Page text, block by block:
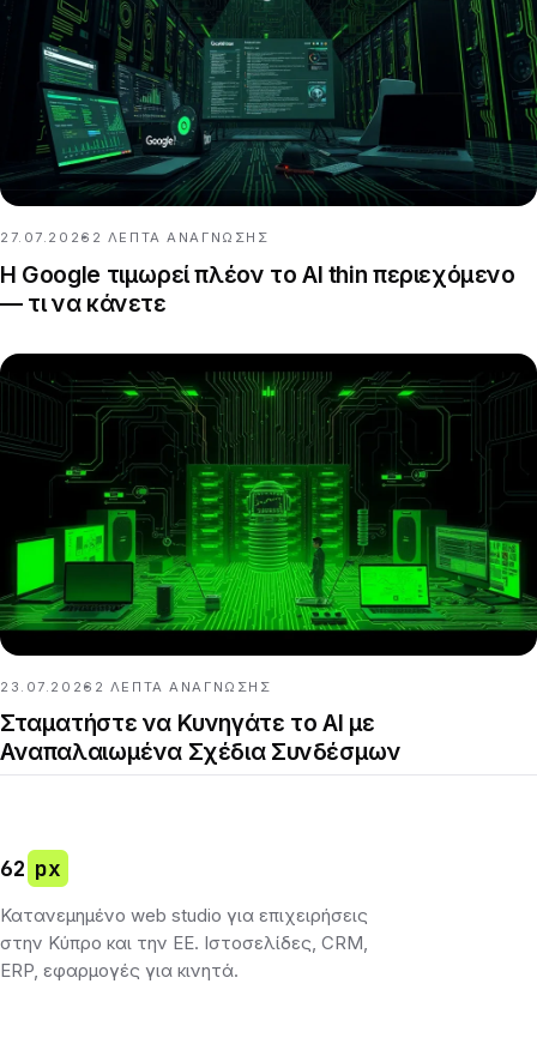
27.07.2026 2 ΛΕΠΤΆ ΑΝΆΓΝΩΣΗΣ
Η Google τιμωρεί πλέον το AI thin περιεχόμενο
— τι να κάνετε
23.07.2026 2 ΛΕΠΤΆ ΑΝΆΓΝΩΣΗΣ
Σταματήστε να Κυνηγάτε το AI με
Αναπαλαιωμένα Σχέδια Συνδέσμων
62 px
Κατανεμημένο web studio για επιχειρήσεις
στην Κύπρο και την ΕΕ. Ιστοσελίδες, CRM,
ERP, εφαρμογές για κινητά.